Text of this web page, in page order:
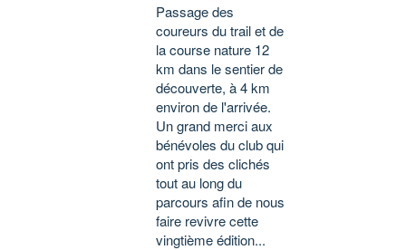
Passage des
coureurs du trail et de
la course nature 12
km dans le sentier de
découverte, à 4 km
environ de l'arrivée.
Un grand merci aux
bénévoles du club qui
ont pris des clichés
tout au long du
parcours afin de nous
faire revivre cette
vingtième édition...